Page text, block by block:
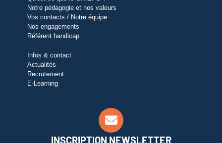
Notre pédagogie et nos valeurs
Vos contacts / Notre équipe
Nos engagements
Référent handicap
Infos & contact
Actualités
Recrutement
E-Learning
INSCRIPTION NEWSLETTER